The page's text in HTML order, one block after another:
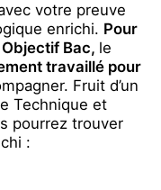
votre preuve
enrichi. Pour
Bac, le
travaillé pour
Fruit d’un
Technique et
pourrez trouver
: